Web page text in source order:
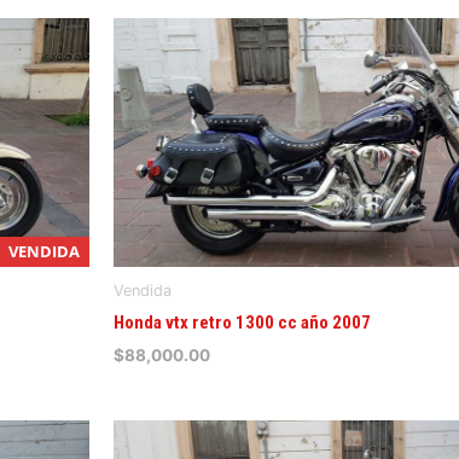
VENDIDA
Vendida
Honda vtx retro 1300 cc año 2007
$88,000.00